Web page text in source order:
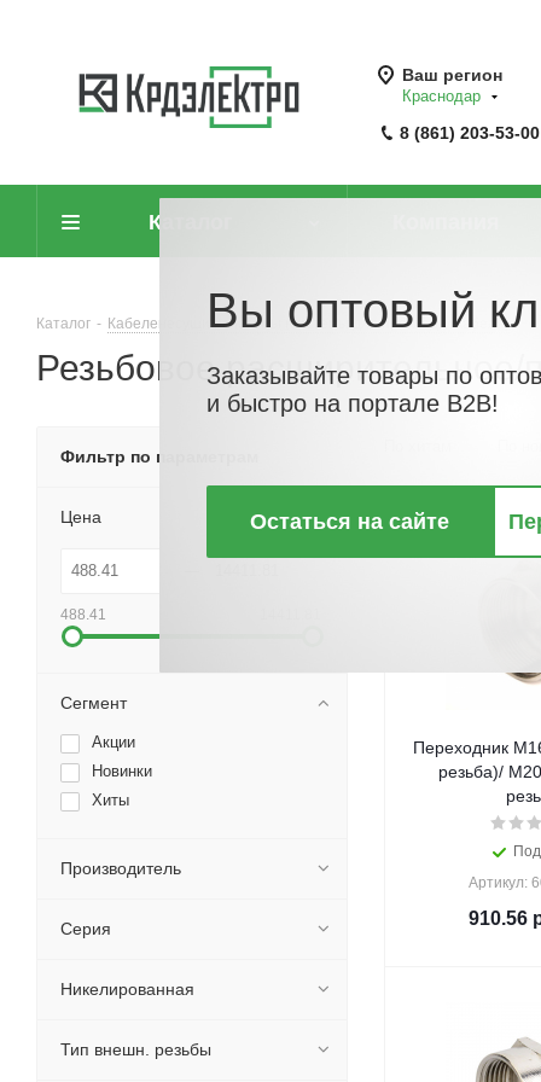
Ваш регион
Краснодар
8 (861) 203-53-00
Каталог
Каталог - Кабеленесущие системы (системы для прокладки кабеля) -
Резьбовое расширительное/
Переходник
резьба)/
Артикул:
910.56
Фильтр по параметрам
Цена
488.41
Сегмент
Акции
Новинки
Хиты
Производитель
Серия
Никелированная
Тип внешн. резьбы
Вы оптовый
Заказывайте товары по
и быстро на портале B2B!
Остаться на сайте